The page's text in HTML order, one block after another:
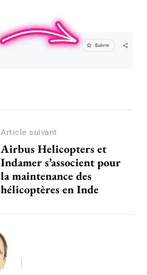
Article suivant
Airbus Helicopters et
Indamer s’associent pour
la maintenance des
hélicoptères en Inde